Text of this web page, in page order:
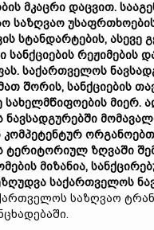
მკაცრი დაცვით.
საზღვაო
სტანდარტების, ასევე
სანქციების რეჟიმების
. საქართველოს
შორის, სანქციების
სახელმწიფოების მიერ.
ნავსადგურებში
კომპეტენტურ
ტერიტორიულ ზღვაში
მიზანია,
საქართველოს
საზღვაო